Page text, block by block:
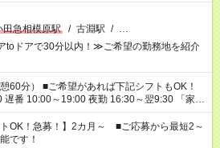
田急相模原駅 / 古淵駅 / …
toドアで30分以内！≫ご希望の勤務地を紹介
下記シフトもOK！
番 10:00～19:00 夜勤 16:30～翌9:30 「家族
い」 「余裕を持って夕飯の準備がしたい」
したくない」 など、ご希望を教えてください
トOK！急募！】2カ月～ ■ご応募から最短2～
です！